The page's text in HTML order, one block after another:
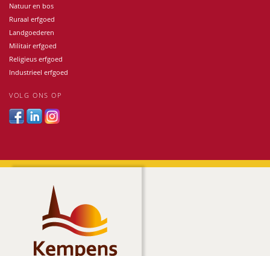
Natuur en bos
Ruraal erfgoed
Landgoederen
Militair erfgoed
Religieus erfgoed
Industrieel erfgoed
VOLG ONS OP